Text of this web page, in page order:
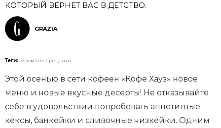
КОТОРЫЙ ВЕРНЕТ ВАС В ДЕТСТВО.
GRAZIA
Теги: Ароматы рецепты
Этой осенью в сети кофеен «Кофе Хауз» новое
меню и новые вкусные десерты! Не отказывайте
себе в удовольствии попробовать аппетитные
кексы, банкейки и сливочные чизкейки. Одним